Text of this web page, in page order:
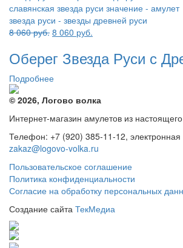
8 060руб. Первоначальная
составляла
8
060 руб..
8 060 руб.
8
060 руб..
Оберег Звезда Руси с
Подробнее
© 2026, Логово волка
Интернет-магазин амулетов из
Телефон: +7 (920) 385-11-12, электронная
zakaz@logovo-volka.ru
Пользовательское соглашение
Политика конфиденциальности
Согласие на обработку персональных
Создание сайта ТекМедиа